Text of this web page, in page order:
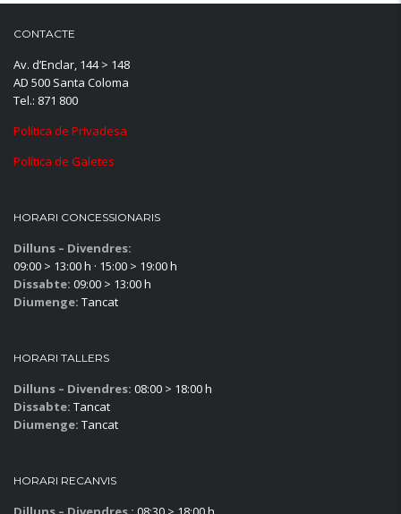
CONTACTE
Av. d’Enclar, 144 > 148
AD 500 Santa Coloma
Tel.: 871 800
Política de Privadesa
Política de Galetes
HORARI CONCESSIONARIS
Dilluns – Divendres:
09:00 > 13:00 h · 15:00 > 19:00 h
Dissabte: 09:00 > 13:00 h
Diumenge: Tancat
HORARI TALLERS
Dilluns – Divendres: 08:00 > 18:00 h
Dissabte: Tancat
Diumenge: Tancat
HORARI RECANVIS